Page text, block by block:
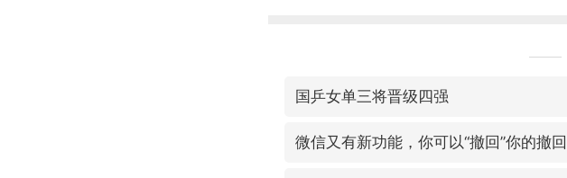
国乒女单三将晋级四强